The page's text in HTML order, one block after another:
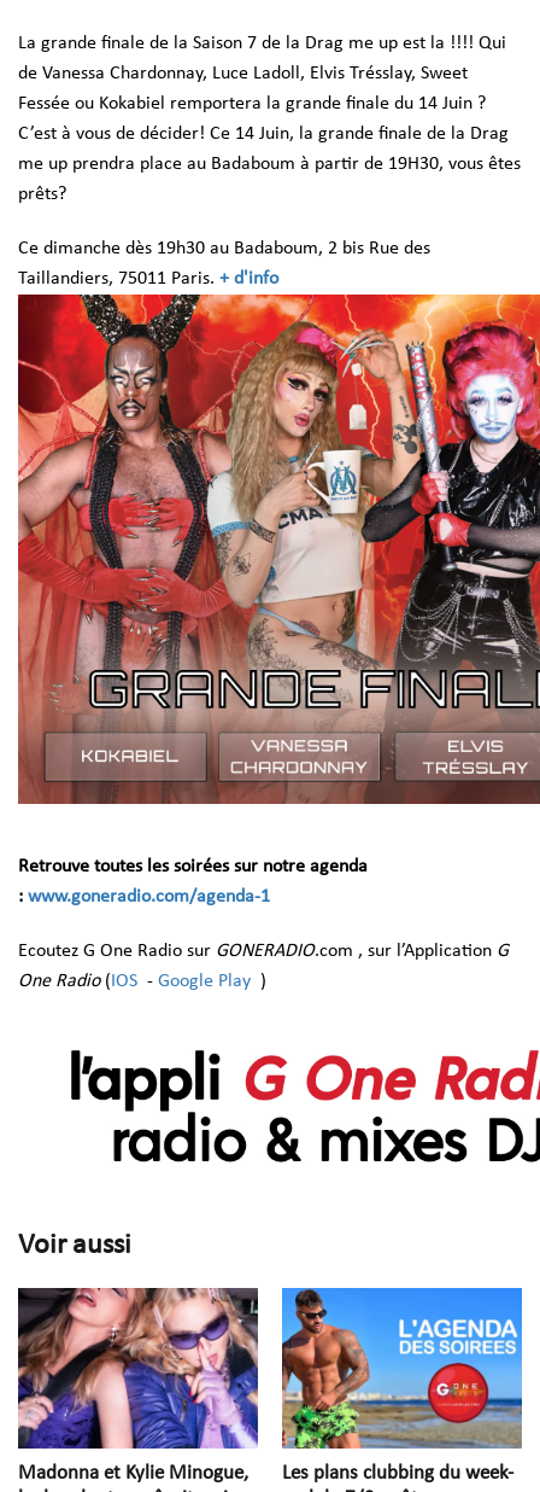
La grande finale de la Saison 7 de la Drag me up est la !!!! Qui
de Vanessa Chardonnay, Luce Ladoll, Elvis Trésslay, Sweet
Fessée ou Kokabiel remportera la grande finale du 14 Juin ?
C’est à vous de décider! Ce 14 Juin, la grande finale de la Drag
me up prendra place au Badaboum à partir de 19H30, vous êtes
prêts?
Ce dimanche dès 19h30 au Badaboum, 2 bis Rue des
Taillandiers, 75011 Paris. + d'info
Retrouve toutes les soirées sur notre agenda
: www.goneradio.com/agenda-1
Ecoutez G One Radio sur GONERADIO.com , sur l’Application G
One Radio ( IOS - Google Play )
Voir aussi
Madonna et Kylie Minogue,
Les plans clubbing du week-